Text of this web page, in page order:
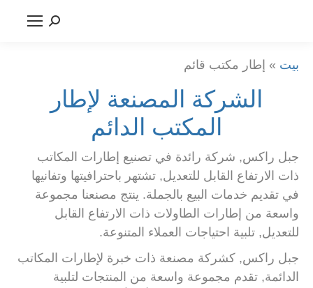
يبحث:
بيت » إطار مكتب قائم
الشركة المصنعة لإطار
المكتب الدائم
جبل راكس, شركة رائدة في تصنيع إطارات المكاتب
ذات الارتفاع القابل للتعديل, تشتهر باحترافيتها وتفانيها
في تقديم خدمات البيع بالجملة. ينتج مصنعنا مجموعة
واسعة من إطارات الطاولات ذات الارتفاع القابل
للتعديل, تلبية احتياجات العملاء المتنوعة.
جبل راكس, كشركة مصنعة ذات خبرة لإطارات المكاتب
الدائمة, تقدم مجموعة واسعة من المنتجات لتلبية